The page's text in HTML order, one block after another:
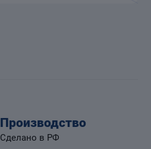
Производство
Сделано в РФ